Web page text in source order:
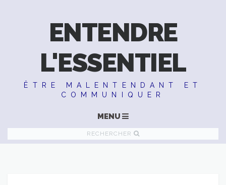
ENTENDRE
L'ESSENTIEL
ÊTRE MALENTENDANT ET
COMMUNIQUER
MENU
RECHERCHER